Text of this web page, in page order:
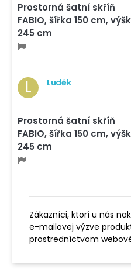
Prostorná šatní skříň
FABIO, šířka 150 cm,
245 cm
L Luděk
Prostorná šatní skříň
FABIO, šířka 150 cm,
245 cm
Zákazníci, ktorí u nás
e-mailovej výzve
prostredníctvom